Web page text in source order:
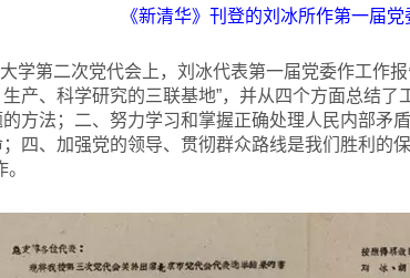
《新清华》刊登的刘冰所作第一届
学第二次党代会上，刘冰代表第一届党委作工作
产、科学研究的三联基地”，并从四个方面总结
方法；二、努力学习和掌握正确处理人民内部矛
四、加强党的领导、贯彻群众路线是我们胜利的